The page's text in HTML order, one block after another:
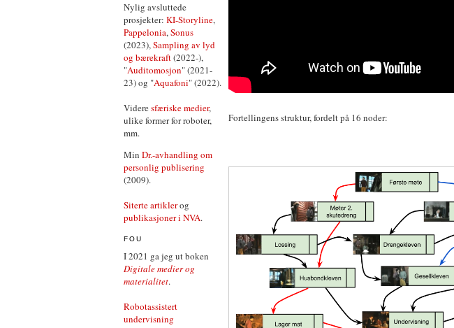
Nylig avsluttede
prosjekter: KI-Storyline,
Pappelonia,Sonus
(2023),Sampling av lyd
og bærekraft(2022-),
"Auditomosjon" (2021-
23) og "Aquafoni" (2022).
Videresfæriske medier,
ulike former for roboter,
mm.
Min Dr.-avhandling om
personlig publisering
(2009).
Siterte artiklerog
publikasjoner i NVA.
FOU
I 2021 ga jeg ut boken
Digitale medier og
materialitet.
Robotassistert
undervisning
Fortellingens struktur, fordelt på 16 noder: